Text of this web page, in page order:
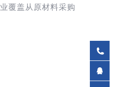
覆盖从原材料采购